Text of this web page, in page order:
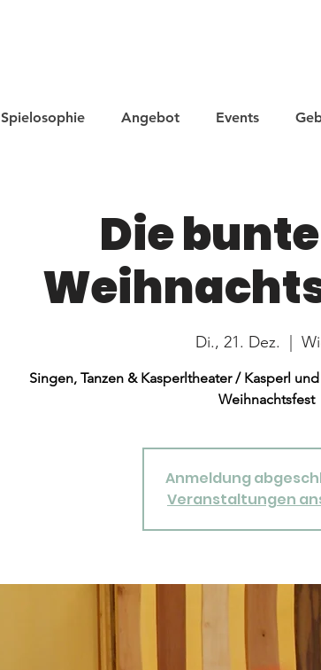
Spielosophie Angebot Events
Die
Di., 21. Dez.
Singen, Tanzen & Kasperltheater / Kasperl
Weihnachtsfest
Anmeldung
Veranstaltungen